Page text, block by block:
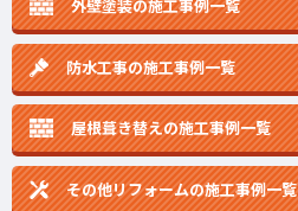
外壁塗装の施工事例一覧
防水工事の施工事例一覧
屋根葺き替えの施工事例一覧
その他リフォームの施工事例一覧